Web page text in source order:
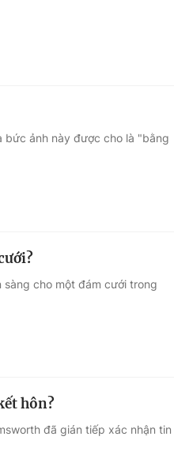
bức ảnh này được cho là "bằng
sàng cho một đám cưới trong
hôn?
đã gián tiếp xác nhận tin